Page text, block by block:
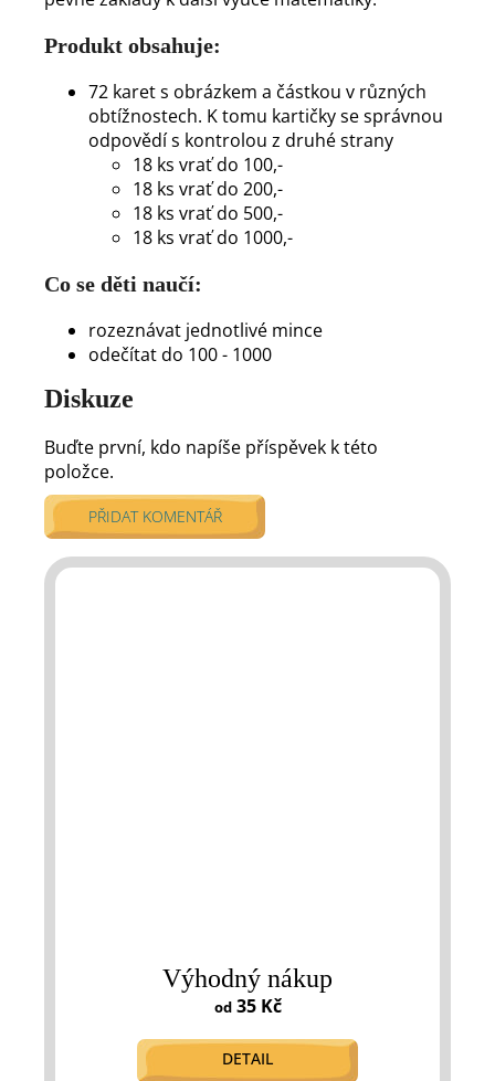
Produkt obsahuje:
72 karet s obrázkem a částkou v různých
obtížnostech. K tomu kartičky se správnou
odpovědí s kontrolou z druhé strany
18 ks vrať do 100,-
18 ks vrať do 200,-
18 ks vrať do 500,-
18 ks vrať do 1000,-
Co se děti naučí:
rozeznávat jednotlivé mince
odečítat do 100 - 1000
Výhodný nákup
od35 Kč
DETAIL
Diskuze
Buďte první, kdo napíše příspěvek k této
položce.
PŘIDAT KOMENTÁŘ